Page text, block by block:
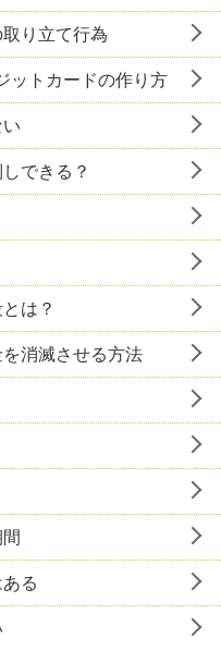
り立て行為
ットカードの作り方
できる？
は？
消滅させる方法
る